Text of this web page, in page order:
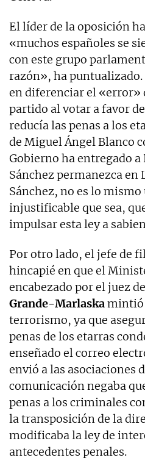
El líder de la oposición
«muchos españoles se
con este grupo
razón», ha puntualizado.
en diferenciar el «error»
partido al votar a favor
reducía las penas a los
de Miguel Ángel Blanco
Gobierno ha entregado a
Sánchez permanezca en
Sánchez, no es lo
injustificable que sea,
impulsar esta ley a
Por otro lado, el jefe de
hincapié en que el
encabezado por el juez
Grande-Marlaskamintió
terrorismo, ya que
penas de los etarras
enseñado el correo
envió a las asociaciones
comunicación negaba
penas a los criminales
la transposición de la
modificaba la ley de
antecedentes penales.